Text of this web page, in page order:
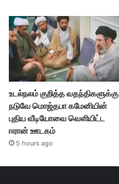
உடல்நலம் குறித்த வதந்திகளுக்கு
நடுவே மொஜ்தபா கமேனியின்
புதிய வீடியோவை வெளியிட்ட
ஈரான் ஊடகம்
5 hours ago